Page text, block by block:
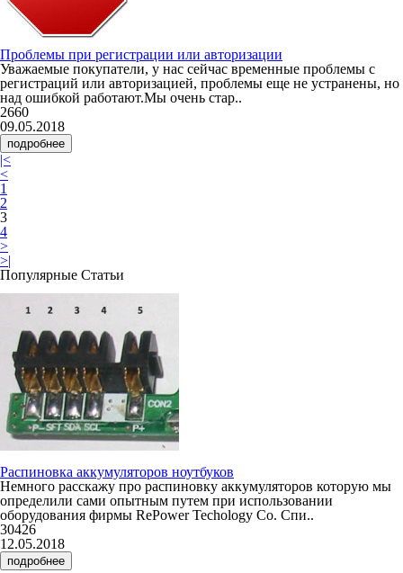
Проблемы при регистрации или авторизации
Уважаемые покупатели, у нас сейчас временные проблемы с
регистраций или авторизацией, проблемы еще не устранены, но
над ошибкой работают.Мы очень стар..
2660
09.05.2018
подробнее
|<
<
1
2
3
4
>
>|
Популярные Статьи
Распиновка аккумуляторов ноутбуков
Немного расскажу про распиновку аккумуляторов которую мы
определили сами опытным путем при использовании
оборудования фирмы RePower Techology Co. Спи..
30426
12.05.2018
подробнее